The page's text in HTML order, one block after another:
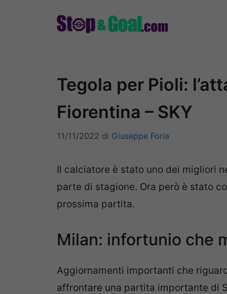
Tegola per Pioli:
Fiorentina – SKY
11/11/2022 di Giuseppe Foria
Il calciatore è stato uno dei migliori
parte di stagione. Ora però è stato
prossima partita.
Milan: infortunio che
Aggiornamenti importanti che
affrontare una partita importante di